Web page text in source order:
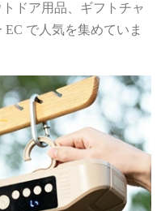
ドア用品、ギフトチャ
で人気を集めていま